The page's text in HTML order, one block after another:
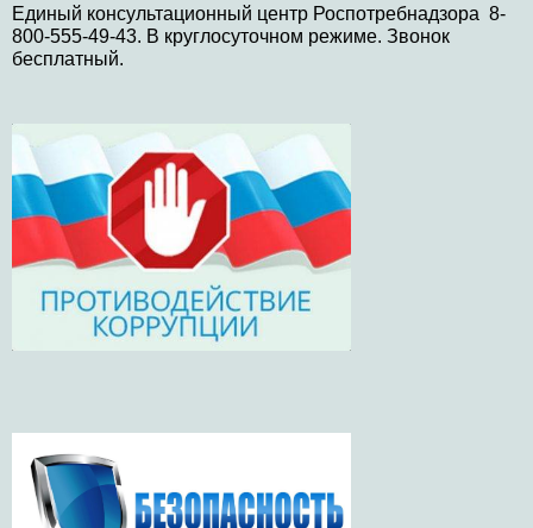
Единый консультационный центр Роспотребнадзора 8-
800-555-49-43. В круглосуточном режиме. Звонок
бесплатный.